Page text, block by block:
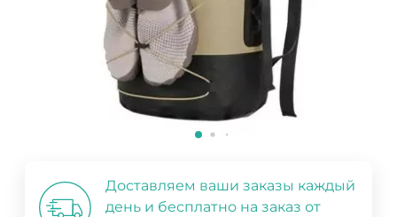
Доставляем ваши заказы каждый
день и бесплатно на заказ от